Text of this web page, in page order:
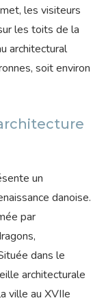
les visiteurs
les toits de la
architectural
soit environ
un
danoise.
par
dans le
architecturale
ville au XVIIe